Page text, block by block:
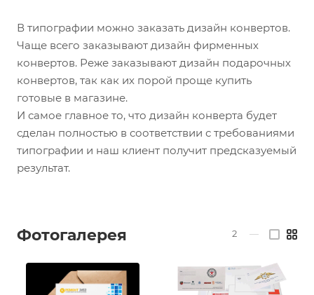
В типографии можно заказать дизайн конвертов.
Чаще всего заказывают дизайн фирменных
конвертов. Реже заказывают дизайн подарочных
конвертов, так как их порой проще купить
готовые в магазине.
И самое главное то, что дизайн конверта будет
сделан полностью в соответствии с требованиями
типографии и наш клиент получит предсказуемый
результат.
Фотогалерея 2 —